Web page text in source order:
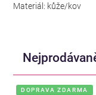
Materiál: kůže/kov
DOPRAVA ZDARMA